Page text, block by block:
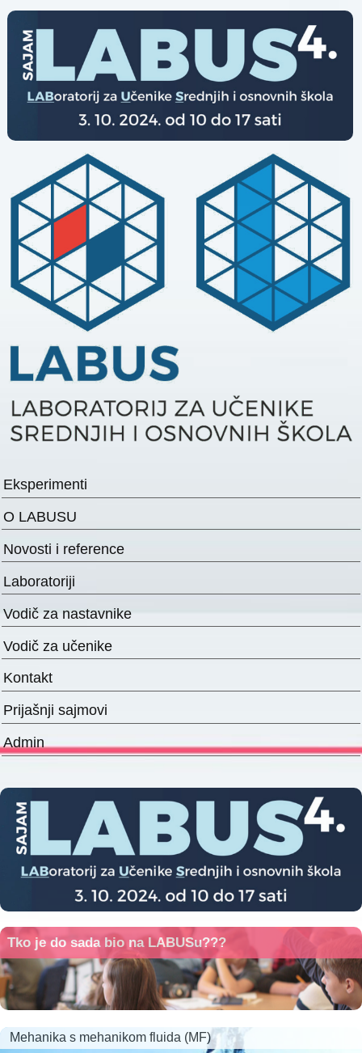
Eksperimenti
O LABUSU
Novosti i reference
Laboratoriji
Vodič za nastavnike
Vodič za učenike
Kontakt
Prijašnji sajmovi
Admin
Tko je do sada bio na LABUSu???
Mehanika s mehanikom fluida (MF)